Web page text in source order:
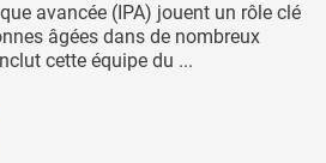
avancée (IPA) jouent un rôle clé
âgées dans de nombreux
cette équipe du ...